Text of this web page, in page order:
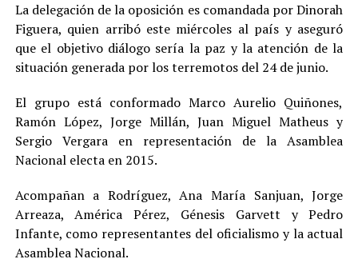
La delegación de la oposición es comandada por Dinorah
Figuera, quien arribó este miércoles al país y aseguró
que el objetivo diálogo sería la paz y la atención de la
situación generada por los terremotos del 24 de junio.
El grupo está conformado Marco Aurelio Quiñones,
Ramón López, Jorge Millán, Juan Miguel Matheus y
Sergio Vergara en representación de la Asamblea
Nacional electa en 2015.
Acompañan a Rodríguez, Ana María Sanjuan, Jorge
Arreaza, América Pérez, Génesis Garvett y Pedro
Infante, como representantes del oficialismo y la actual
Asamblea Nacional.